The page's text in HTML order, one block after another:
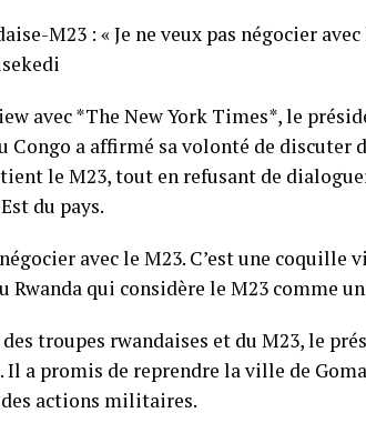
M23 : « Je ne veux pas négocier
avec *The New York Times*, le
Congo a affirmé sa volonté de discuter
le M23, tout en refusant de
du pays.
avec le M23. C’est une coquille
Rwanda qui considère le M23 comme
des troupes rwandaises et du M23, le
Il a promis de reprendre la ville de
actions militaires.